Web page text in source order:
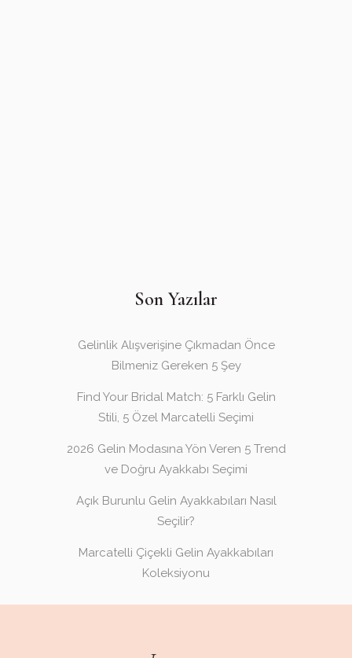
Son Yazılar
Gelinlik Alışverişine Çıkmadan Önce
Bilmeniz Gereken 5 Şey
Find Your Bridal Match: 5 Farklı Gelin
Stili, 5 Özel Marcatelli Seçimi
2026 Gelin Modasına Yön Veren 5 Trend
ve Doğru Ayakkabı Seçimi
Açık Burunlu Gelin Ayakkabıları Nasıl
Seçilir?
Marcatelli Çiçekli Gelin Ayakkabıları
Koleksiyonu